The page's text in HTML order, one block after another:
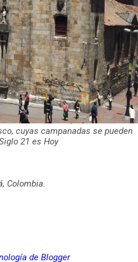
cuyas campanadas se pueden
21 es Hoy
Colombia.
de Blogger